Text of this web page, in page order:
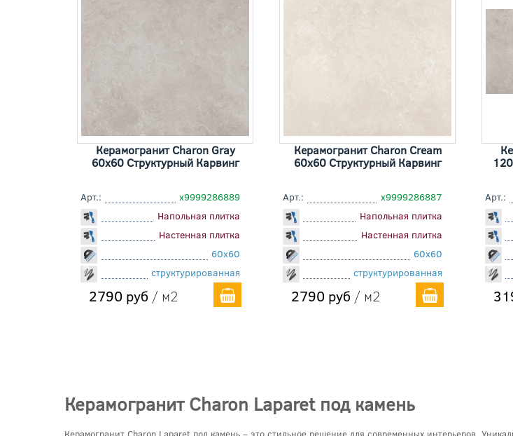
Керамогранит Charon Gray
60x60 Cтруктурный Карвинг
Арт.:
х9999286889
Напольная плитка
Настенная плитка
60x60
структурированная
2790 руб / м2
Керамогранит Charon Cream
60x60 Cтруктурный Карвинг
Арт.:
х9999286887
Напольная плитка
Настенная плитка
60x60
структурированная
2790 руб / м2
Арт.:
Керамогранит Charon Laparet под камень